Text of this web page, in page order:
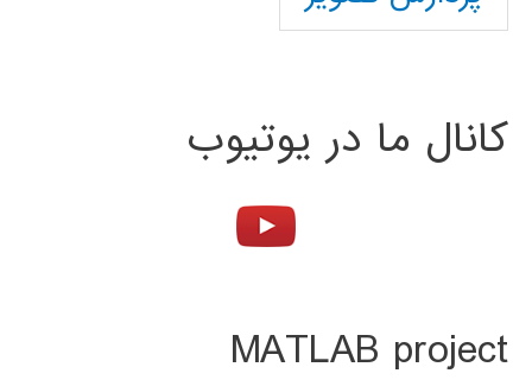
کانال ما در یوتیوب
MATLAB project